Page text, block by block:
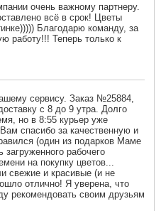
очень важному партнеру.
всё в срок! Цветы
Благодарю команду, за
работу!!! Теперь только к
сервису. Заказ №25884,
с 8 до 9 утра. Долго
но в 8:55 курьер уже
спасибо за качественную и
(один из подарков Маме
рабочего
на покупку цветов...
свежие и красивые (и не
отлично! Я уверена, что
рекомендовать своим друзьям